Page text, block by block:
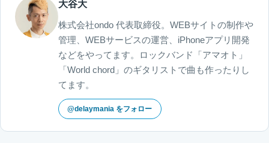
大谷大
株式会社ondo 代表取締役。WEBサイトの制作や
管理、WEBサービスの運営、iPhoneアプリ開発
などをやってます。ロックバンド「アマオト」
「World chord」のギタリストで曲も作ったりし
てます。
@delaymania をフォロー